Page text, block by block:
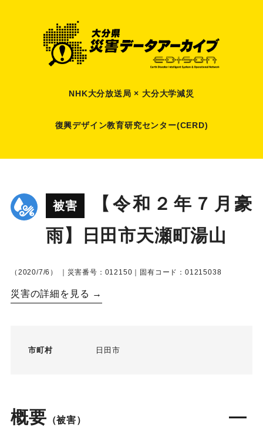
NHK大分放送局 × 大分大学減災
復興デザイン教育研究センター(CERD)
被害
【令和２年７月豪
雨】日田市天瀬町湯山
（2020/7/6） ｜災害番号：012150｜固有コード：01215038
災害の詳細を見る →
市町村 日田市
概要 （被害）